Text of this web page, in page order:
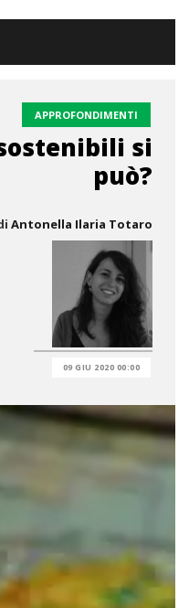
APPROFONDIMENTI
si
può?
Antonella Ilaria Totaro
09 GIU 2020 00:00